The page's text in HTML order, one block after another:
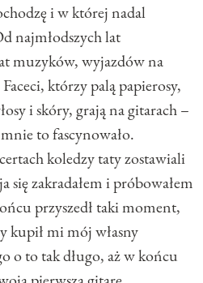
i w której nadal
najmłodszych lat
muzyków, wyjazdów na
którzy palą papierosy,
i skóry, grają na gitarach –
to fascynowało.
koledzy taty zostawiali
się zakradałem i próbowałem
przyszedł taki moment,
kupił mi mój własny
o to tak długo, aż w końcu